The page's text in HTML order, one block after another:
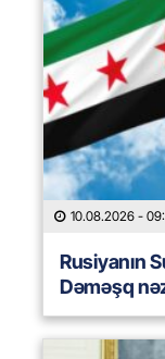
10.08.2026 -
Rusiyanın
Dəməşq